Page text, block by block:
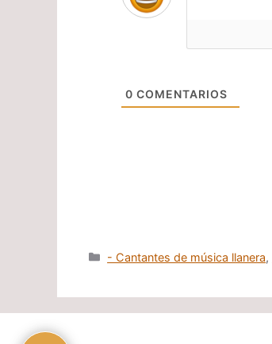
0 COMENTARIOS
Categorías
- Cantantes de música llanera,